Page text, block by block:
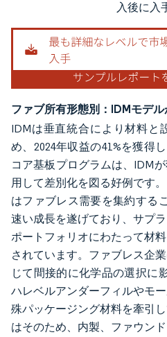
入後に入
ファブ所有形態別：IDMモデ
IDMは垂直統合により材料と
め、2024年収益の41%を獲得
コア基板プログラムは、IDM
用して差別化を図る好例です
はファブレス需要を集約する
速い成長を遂げており、サプ
ポートフォリオにわたって材
されています。ファブレス企
じて間接的に化学品の選択に
ハレベルアンダーフィルやモ
殊パッケージング材料を牽引
はそのため、内製、ファウン